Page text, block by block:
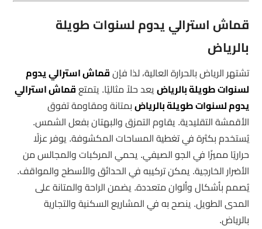
قماش استرالي يدوم لسنوات طويلة
بالرياض
تشتهر الرياض بالحرارة العالية، لذا فإنقماش استرالي يدوم
لسنوات طويلة بالرياضيعد حلاً مثاليًا. يتمتعقماش استرالي
يدوم لسنوات طويلة بالرياضبمتانة ومقاومة تفوق
الأقمشة التقليدية. يقاوم التمزق والبهتان بفعل الشمس.
يُستخدم بكثرة في تغطية المساحات المكشوفة. يوفر عزلًا
حراريًا مميزًا في الجو الصيفي. يحمي المركبات والمجالس من
الأضرار الخارجية. يمكن تركيبه في الحدائق والأسطح والمواقف.
يُصمم بأشكال وألوان متعددة. يضمن الراحة والمتانة على
المدى الطويل. ينصح به في المشاريع السكنية والتجارية
بالرياض.